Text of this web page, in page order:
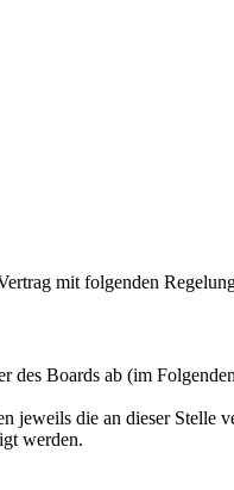
mit folgenden
Boards ab (im
jeweils die an dieser Stelle
werden.